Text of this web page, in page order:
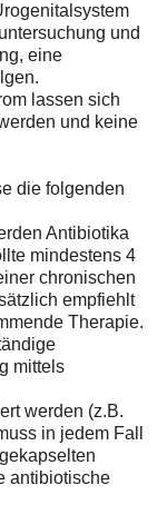
und
eine
lassen sich
und keine
die folgenden
Antibiotika
mindestens 4
chronischen
empfiehlt
Therapie.
mittels
werden (z.B.
in jedem Fall
antibiotische